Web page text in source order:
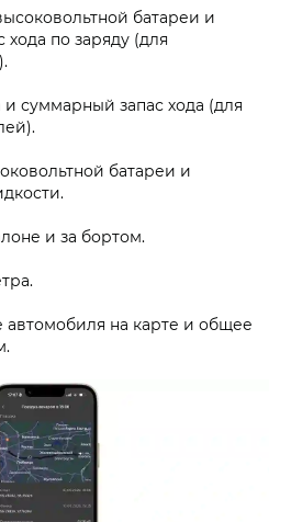
батареи и
по заряду (для
суммарный запас хода (для
батареи и
и за бортом.
на карте и общее